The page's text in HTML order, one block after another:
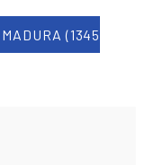
(1345